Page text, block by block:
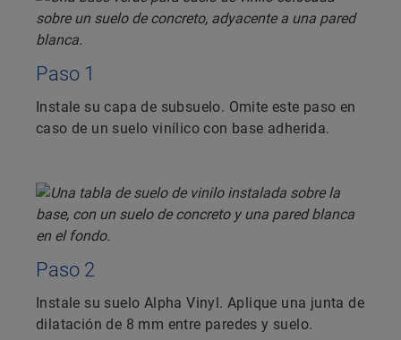
Paso 1
Instale su capa de subsuelo. Omite este paso en
caso de un suelo vinílico con base adherida.
Paso 2
Instale su suelo Alpha Vinyl. Aplique una junta de
dilatación de 8 mm entre paredes y suelo.